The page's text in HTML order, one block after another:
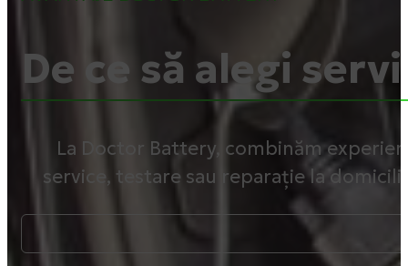
De ce să alegi
La Doctor Battery, combinăm
service, testare sau reparație la